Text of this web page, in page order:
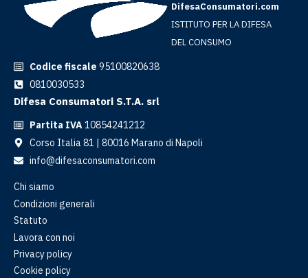
DifesaConsumatori.com
ISTITUTO PER LA DIFESA
DEL CONSUMO
Codice fiscale 95100820638
0810030533
Difesa Consumatori S.T.A. srl
Partita IVA10854241212
Corso Italia 81 | 80016 Marano di Napoli
info@difesaconsumatori.com
Chi siamo
Condizioni generali
Statuto
Lavora con noi
Privacy policy
Cookie policy